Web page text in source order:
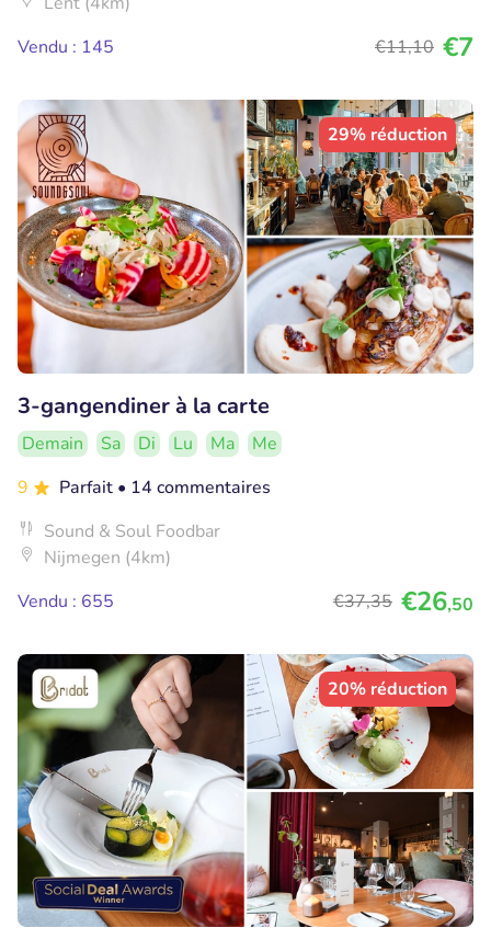
Vendu : 145
€11,10 €7
29% réduction
3-gangendiner à la carte
Demain Sa Di Lu Ma
Me
9
Parfait • 14 commentaires
Sound & Soul Foodbar
Nijmegen (4km)
Vendu : 655
€37,35 €26,50
20% réduction